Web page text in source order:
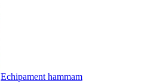
Echipament hammam